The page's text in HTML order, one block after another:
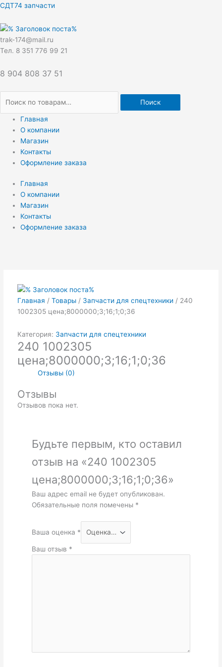
Перейти
содержимому
СДТ74 запчасти
trak-174@mail.ru
Тел. 8 351 776 99 21
8 904 808 37 51
Искать:
Поиск
Главная
О компании
Магазин
Контакты
Оформление заказа
Главная
О компании
Магазин
Контакты
Оформление заказа
Главная / Товары/ Запчасти для спецтехники / 240
1002305 цена;8000000;3;16;1;0;36
Категория: Запчасти для спецтехники
240 1002305
цена;8000000;3;16;1;0;36
Отзывы (0)
Отзывы
Отзывов пока нет.
Будьте первым, кто оставил
отзыв на «240 1002305
цена;8000000;3;16;1;0;36»
Ваш адрес email не будет опубликован.
Обязательные поля помечены *
Ваша оценка *
Ваш отзыв *